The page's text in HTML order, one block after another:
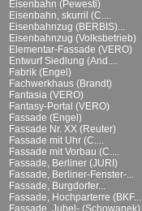
Eisenbahn (Pewesti)
Eisenbahn, skurril (C....
Eisenbahnzug (BERBIS)...
Eisenbahnzug (Volksbetrieb)
Elementar-Fassade (VERO)
Entwurf Siedlung (And....
Fabrik (Engel)
Fachwerkhaus (Brandt)
Fantasia (VERO)
Fantasy-Portal (VERO)
Fassade (Engel)
Fassade Nr. XX (Reuter)
Fassade mit Uhr (C....
Fassade mit Vorbau (C....
Fassade, Berliner (JURI)
Fassade, Berliner-Fenster-...
Fassade, Burgdorfer...
Fassade, Hochparterre (BKF...
Fassade, Jubel- (Schowanek)